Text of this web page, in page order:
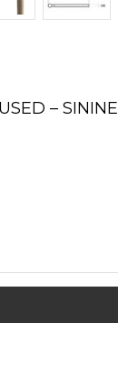
– SININE